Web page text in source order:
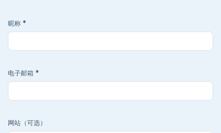
昵称 *
电子邮箱 *
网站（可选）